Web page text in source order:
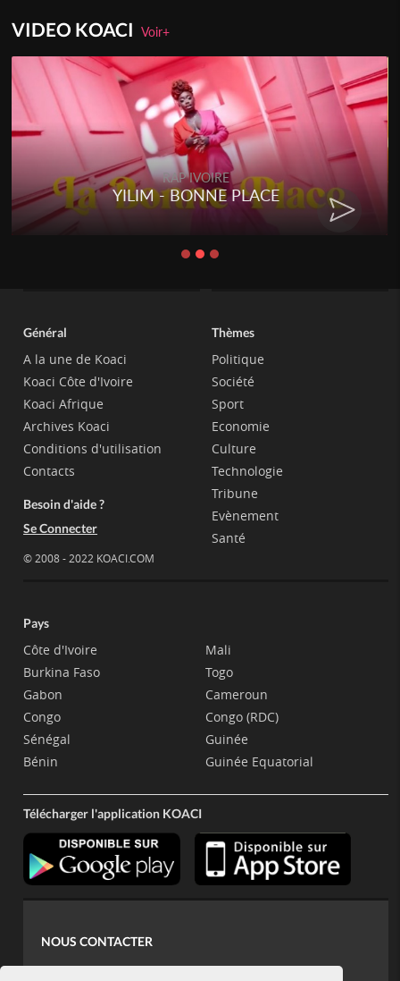
VIDEO KOACIVoir+
RAP IVOIRE
YILIM - BONNE PLACE
Général
A la une de Koaci
Koaci Côte d'Ivoire
Koaci Afrique
Archives Koaci
Conditions d'utilisation
Contacts
Besoin d'aide ?
Se Connecter
© 2008 - 2022 KOACI.COM
Thèmes
Politique
Société
Sport
Economie
Culture
Technologie
Tribune
Evènement
Santé
Pays
Côte d'Ivoire
Burkina Faso
Gabon
Congo
Sénégal
Bénin
Mali
Togo
Cameroun
Congo (RDC)
Guinée
Guinée Equatorial
Télécharger l'application KOACI
NOUS CONTACTER